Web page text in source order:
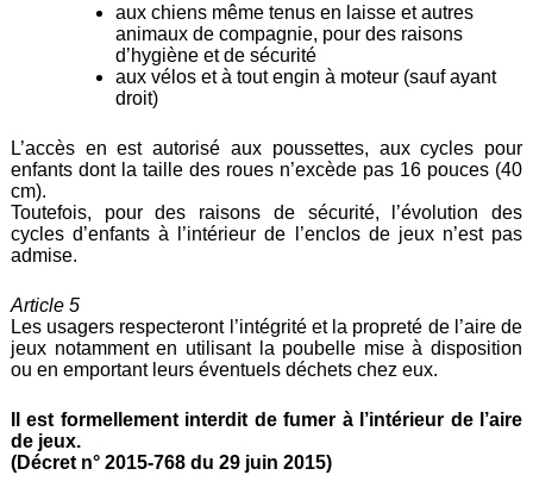
aux chiens même tenus en laisse et autres
animaux de compagnie, pour des raisons
d’hygiène et de sécurité
aux vélos et à tout engin à moteur (sauf ayant
droit)
L’accès en est autorisé aux poussettes, aux cycles pour
enfants dont la taille des roues n’excède pas 16 pouces (40
cm).
Toutefois, pour des raisons de sécurité, l’évolution des
cycles d’enfants à l’intérieur de l’enclos de jeux n’est pas
admise.
Article 5
Les usagers respecteront l’intégrité et la propreté de l’aire de
jeux notamment en utilisant la poubelle mise à disposition
ou en emportant leurs éventuels déchets chez eux.
Il est formellement interdit de fumer à l’intérieur de l’aire
de jeux.
(Décret n° 2015-768 du 29 juin 2015)